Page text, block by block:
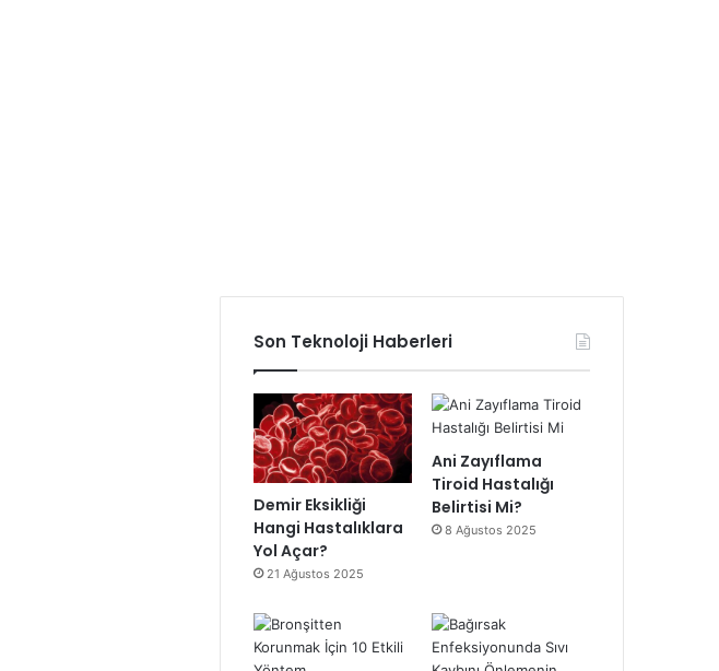
Son Teknoloji Haberleri
Demir Eksikliği
Hangi Hastalıklara
Yol Açar?
21 Ağustos 2025
Ani Zayıflama
Tiroid Hastalığı
Belirtisi Mi?
8 Ağustos 2025